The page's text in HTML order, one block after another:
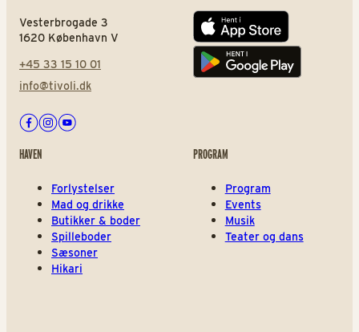
Vesterbrogade 3
1620 København V
+45 33 15 10 01
info@tivoli.dk
Facebook
Instagram
Youtube
App store
Play store
HAVEN
Forlystelser
Mad og drikke
Butikker & boder
Spilleboder
Sæsoner
Hikari
PROGRAM
Program
Events
Musik
Teater og dans